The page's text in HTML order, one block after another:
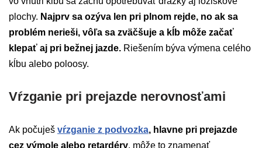
plochy. Najprv sa ozýva len pri plnom rejde, no ak sa
problém nerieši, vôľa sa zväčšuje a kĺb môže začať
klepať aj pri bežnej jazde. Riešením býva výmena celého
kĺbu alebo poloosy.
Vŕzganie pri prejazde nerovnosťami
Ak počuješ vŕzganie z podvozka, hlavne pri prejazde
cez výmole alebo retardéry, môže to znamenať